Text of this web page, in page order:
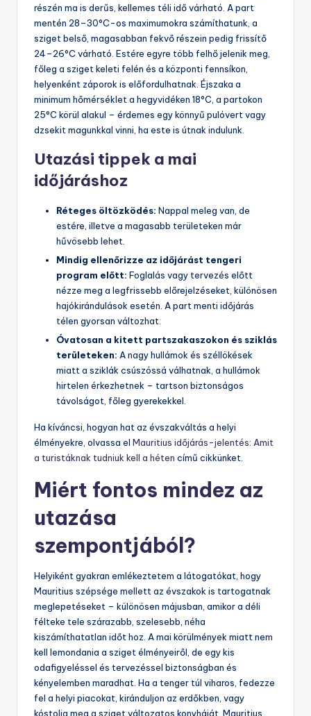
részén ma is derűs, kellemes téli idő várható. A part
mentén 28–30°C-os maximumokra számíthatunk, a
sziget belső, magasabban fekvő részein pedig frissítő
24–26°C várható. Estére egyre több felhő jelenik meg,
főleg a sziget keleti felén és a központi fennsíkon,
helyenként záporok is előfordulhatnak. Éjszaka a
minimum hőmérséklet a hegyvidéken 18°C, a partokon
25°C körül alakul – érdemes egy könnyű pulóvert vagy
dzsekit magunkkal vinni, ha este is útnak indulunk.
Utazási tippek a mai
időjáráshoz
Réteges öltözködés: Nappal meleg van, de
estére, illetve a magasabb területeken már
hűvösebb lehet.
Mindig ellenőrizze az időjárást tengeri
program előtt: Foglalás vagy tervezés előtt
nézze meg a legfrissebb előrejelzéseket, különösen
hajókirándulások esetén. A part menti időjárás
télen gyorsan változhat.
Óvatosan a kitett partszakaszokon és sziklás
területeken: A nagy hullámok és széllökések
miatt a sziklák csúszóssá válhatnak, a hullámok
hirtelen érkezhetnek – tartson biztonságos
távolságot, főleg gyerekekkel.
Ha kíváncsi, hogyan hat az évszakváltás a helyi
élményekre, olvassa el Mauritius időjárás-jelentés: Amit
a turistáknak tudniuk kell a héten című cikkünket.
Miért fontos mindez az
utazása
szempontjából?
Helyiként gyakran emlékeztetem a látogatókat, hogy
Mauritius szépsége mellett az évszakok is tartogatnak
meglepetéseket – különösen májusban, amikor a déli
félteke tele szárazabb, szelesebb, néha
kiszámíthatatlan időt hoz. A mai körülmények miatt nem
kell lemondania a sziget élményeiről, de egy kis
odafigyeléssel és tervezéssel biztonságban és
kényelemben maradhat. Ha a tenger túl viharos, fedezze
fel a helyi piacokat, kiránduljon az erdőkben, vagy
kóstolja meg a sziget változatos konyháját. Mauritius